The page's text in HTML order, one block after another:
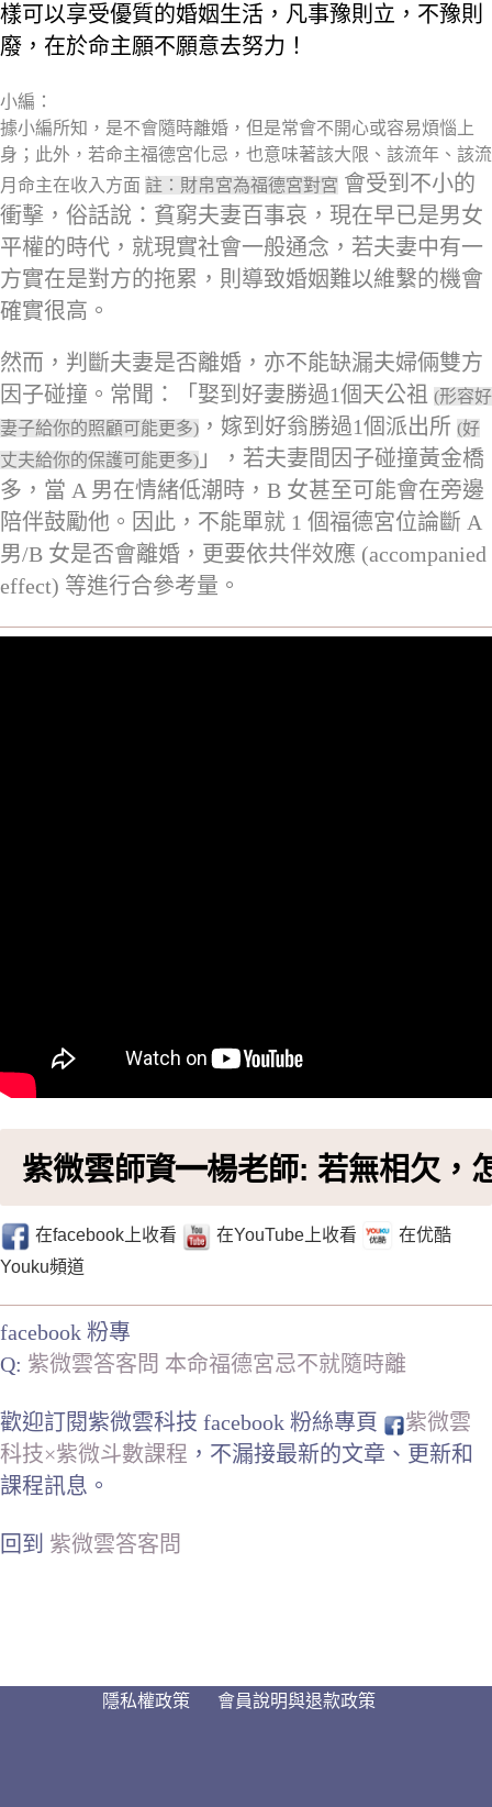
樣可以享受優質的婚姻生活，凡事豫則立，不豫則
廢，在於命主願不願意去努力！
小編：
據小編所知，是不會隨時離婚，但是常會不開心或容易煩惱上
身；此外，若命主福德宮化忌，也意味著該大限、該流年、該流
月命主在收入方面 註：財帛宮為福德宮對宮 會受到不小的
衝擊，俗話說：貧窮夫妻百事哀，現在早已是男女
平權的時代，就現實社會一般通念，若夫妻中有一
方實在是對方的拖累，則導致婚姻難以維繫的機會
確實很高。
然而，判斷夫妻是否離婚，亦不能缺漏夫婦倆雙方
因子碰撞。常聞：「娶到好妻勝過1個天公祖 (形容好
妻子給你的照顧可能更多) ，嫁到好翁勝過1個派出所 (好
丈夫給你的保護可能更多) 」，若夫妻間因子碰撞黃金橋
多，當 A 男在情緒低潮時，B 女甚至可能會在旁邊
陪伴鼓勵他。因此，不能單就 1 個福德宮位論斷 A
男/B 女是否會離婚，更要依共伴效應 (accompanied
effect) 等進行合參考量。
紫微雲師資━楊老師: 若無相欠，
在facebook上收看 在YouTube上收看
在优酷
Youku頻道
facebook 粉專
Q: 紫微雲答客問 本命福德宮忌不就隨時離
歡迎訂閱紫微雲科技 facebook 粉絲專頁
紫微雲
科技×紫微斗數課程 ，不漏接最新的文章、更新和
課程訊息。
回到 紫微雲答客問
隱私權政策 會員說明與退款政策